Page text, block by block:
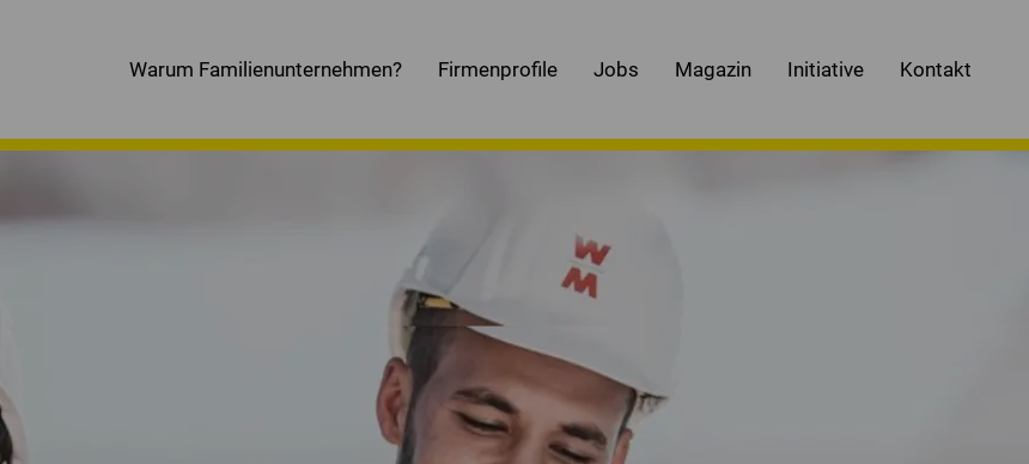
Warum Familienunternehmen? Firmenprofile Jobs Magazin Initiative Kontakt